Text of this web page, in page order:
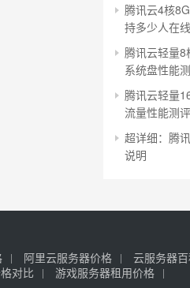
腾讯云4核
持多少人在线
腾讯云轻量8
系统盘性能
腾讯云轻量
流量性能测评
超详细：腾
说明
阿里云服务器价格 云服务器
对比
游戏服务器租用价格